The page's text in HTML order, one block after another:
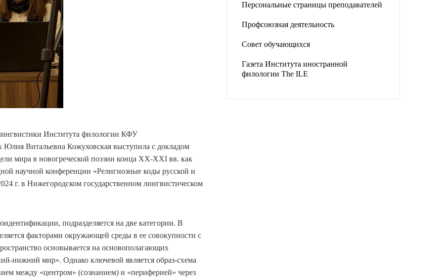
Института филологии КФУ
Витальевна Кожуховская выступила с докладом
мира в новогреческой поэзии конца XX-XXI вв. как
научной конференции «Религиозные коды русской и
г. в Нижегородском государственном лингвистическом
подразделяется на две категории. В
факторами окружающей среды в ее совокупности с
основывается на основополагающих
нижний мир». Однако ключевой является образ-схема
между «центром» (сознанием) и «периферией» через
Персональные страницы преподавателей
Профсоюзная деятельность
Совет обучающихся
Газета Института иностранной
филологии The ILE